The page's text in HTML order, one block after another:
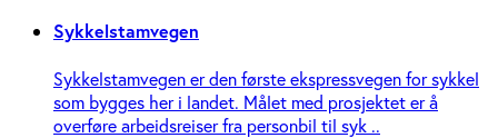
Sykkelstamvegen
Sykkelstamvegen er den første ekspressvegen for sykkel
som bygges her i landet. Målet med prosjektet er å
overføre arbeidsreiser fra personbil til syk ..